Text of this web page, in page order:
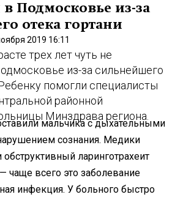
в Подмосковье из-за
отека гортани
2019 16:11
трех лет чуть не
из-за сильнейшего
помогли специалисты
районной
Минздрава региона.
мальчика с дыхательными
сознания. Медики
обструктивный ларинготрахеит
чаще всего это заболевание
инфекция. У больного быстро